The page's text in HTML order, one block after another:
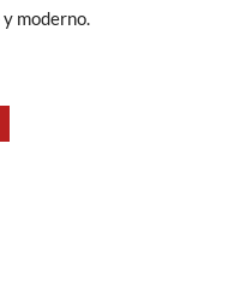
moderno.